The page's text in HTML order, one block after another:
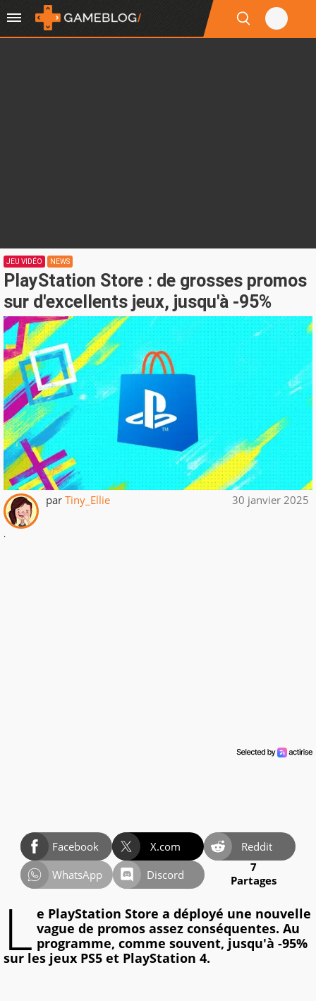
JEU VIDÉO NEWS
PlayStation Store : de grosses promos
sur d'excellents jeux, jusqu'à -95%
par Tiny_Ellie 30 janvier 2025
.
Facebook X.com
Reddit
WhatsApp
Discord
7
Partages
L e PlayStation Store a déployé une nouvelle
vague de promos assez conséquentes. Au
programme, comme souvent, jusqu'à -95%
sur les jeux PS5 et PlayStation 4.